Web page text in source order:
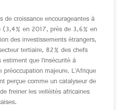
de croissance encourageantes à
(3,4% en 2017, près de 3,6% en
des investissements étrangers,
tertiaire, 82% des chefs
que l’insécurité à
préoccupation majeure. L’Afrique
perçue comme un catalyseur de
freiner les velléités africaines